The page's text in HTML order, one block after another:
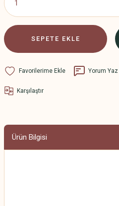
SEPETE EKLE
Yorum Yaz
Karşılaştır
Ürün Bilgisi